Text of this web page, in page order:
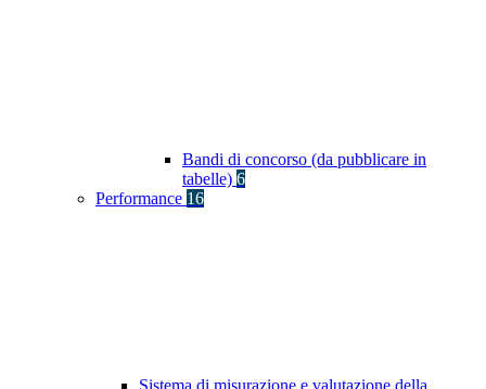
Bandi di concorso (da pubblicare in
tabelle) 6
Performance 16